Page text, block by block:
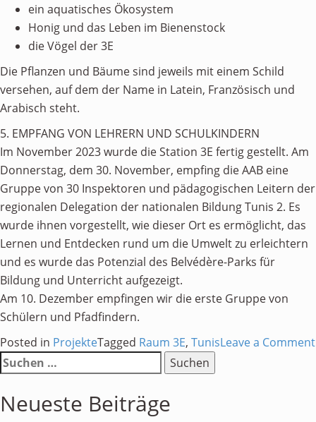
ein aquatisches Ökosystem
Honig und das Leben im Bienenstock
die Vögel der 3E
Die Pflanzen und Bäume sind jeweils mit einem Schild
versehen, auf dem der Name in Latein, Französisch und
Arabisch steht.
5. EMPFANG VON LEHRERN UND SCHULKINDERN
Im November 2023 wurde die Station 3E fertig gestellt. Am
Donnerstag, dem 30. November, empfing die AAB eine
Gruppe von 30 Inspektoren und pädagogischen Leitern der
regionalen Delegation der nationalen Bildung Tunis 2. Es
wurde ihnen vorgestellt, wie dieser Ort es ermöglicht, das
Lernen und Entdecken rund um die Umwelt zu erleichtern
und es wurde das Potenzial des Belvédère-Parks für
Bildung und Unterricht aufgezeigt.
Am 10. Dezember empfingen wir die erste Gruppe von
Schülern und Pfadfindern.
Posted in ProjekteTagged Raum 3E, TunisLeave a Comment
Suchen
nach:
Neueste Beiträge